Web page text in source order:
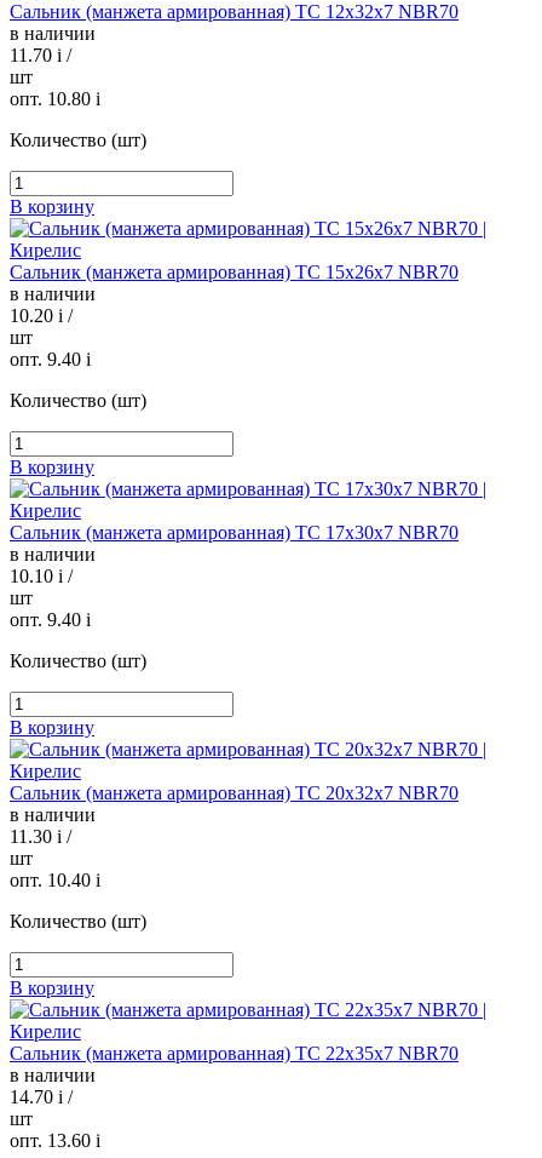
Сальник (манжета армированная) TC 12х32х7 NBR70
в наличии
11.70 i /
шт
опт. 10.80 i
Количество (шт)
В корзину
Сальник (манжета армированная) TC 15х26х7 NBR70
в наличии
10.20 i /
шт
опт. 9.40 i
Количество (шт)
В корзину
Сальник (манжета армированная) TC 17х30х7 NBR70
в наличии
10.10 i /
шт
опт. 9.40 i
Количество (шт)
В корзину
Сальник (манжета армированная) TC 20х32х7 NBR70
в наличии
11.30 i /
шт
опт. 10.40 i
Количество (шт)
В корзину
Сальник (манжета армированная) TC 22х35х7 NBR70
в наличии
14.70 i /
шт
опт. 13.60 i